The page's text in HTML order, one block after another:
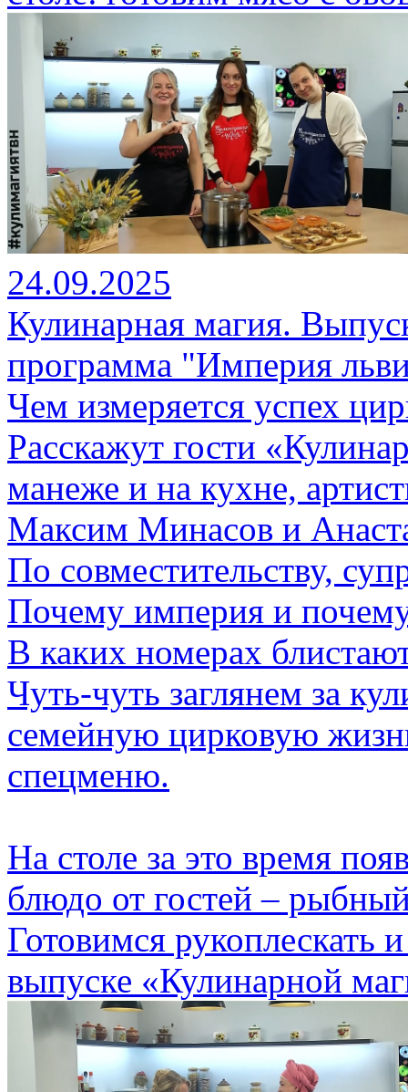
24.09.2025
Кулинарная магия.
программа "Империя
Чем измеряется успех
Расскажут гости
манеже и на кухне,
Максим Минасов и
По совместительству,
Почему империя и
В каких номерах
Чуть-чуть заглянем за
семейную цирковую
спецменю.
На столе за это время
блюдо от гостей –
Готовимся рукоплескать
выпуске «Кулинарной